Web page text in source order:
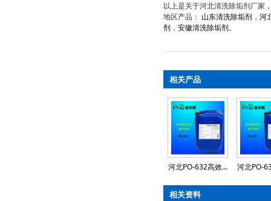
以上是关于河北清洗除垢剂厂家
地区产品： 山东清洗除垢剂 ， 河
剂 ， 安徽清洗除垢剂。
相关产品
河北PO-632高效... 河北PO-
相关资料